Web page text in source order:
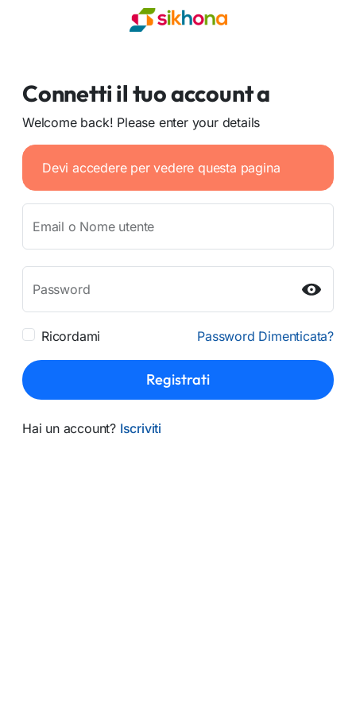
Connetti il tuo account a
Welcome back! Please enter your details
Devi accedere per vedere questa pagina
Email o Nome utente
Password
Ricordami Password Dimenticata?
Registrati
Hai un account? Iscriviti